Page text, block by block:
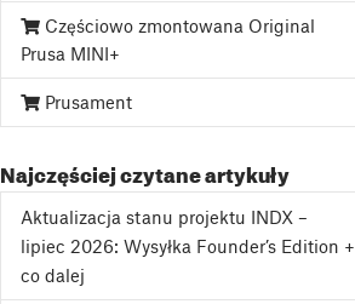
Częściowo zmontowana Original
Prusa MINI+
Prusament
Najczęściej czytane artykuły
Aktualizacja stanu projektu INDX –
lipiec 2026: Wysyłka Founder’s Edition +
co dalej